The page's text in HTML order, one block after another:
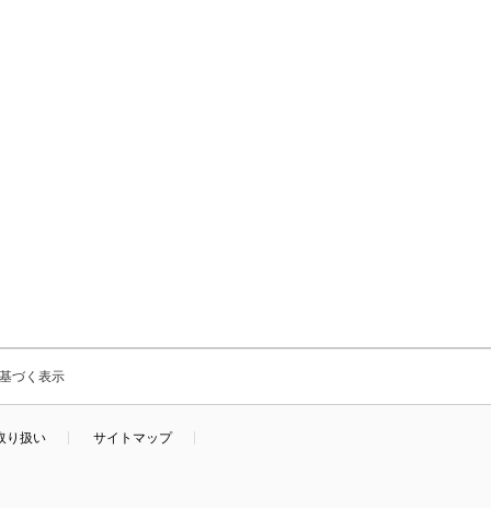
づく表示
り扱い サイトマップ